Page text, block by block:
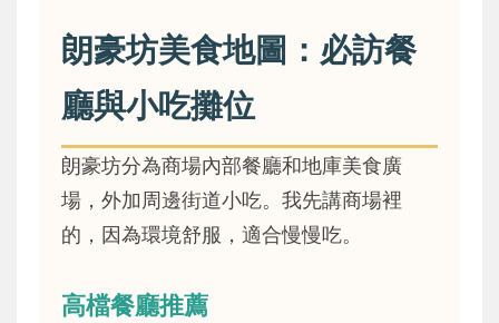
朗豪坊美食地圖：必訪餐
廳與小吃攤位
朗豪坊分為商場內部餐廳和地庫美食廣
場，外加周邊街道小吃。我先講商場裡
的，因為環境舒服，適合慢慢吃。
高檔餐廳推薦